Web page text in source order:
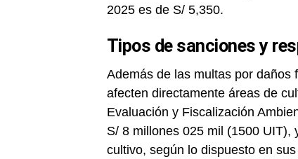
2025 es de S/ 5,350.
Tipos de sanciones y
Además de las multas por daños
afecten directamente áreas de
Evaluación y Fiscalización
S/ 8 millones 025 mil (1500
cultivo, según lo dispuesto en